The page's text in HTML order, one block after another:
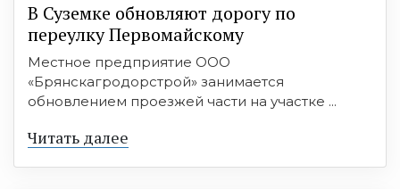
В Суземке обновляют дорогу по
переулку Первомайскому
Местное предприятие ООО
«Брянскагродорстрой» занимается
обновлением проезжей части на участке ...
Читать далее